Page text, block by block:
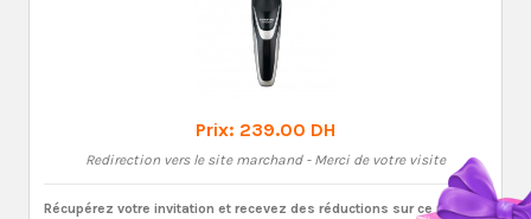
Prix: 239.00 DH
Redirection vers le site marchand - Merci de votre visite
Récupérez votre invitation et recevez des réductions sur ce produit: